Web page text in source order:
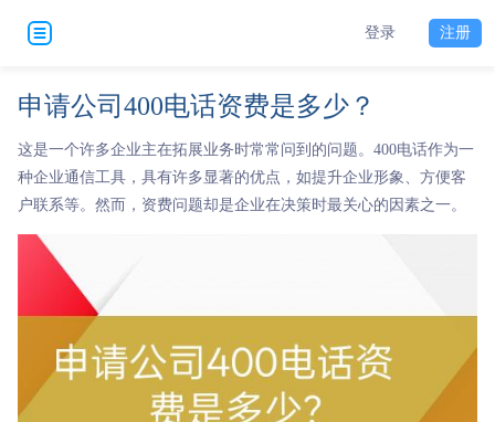
登录 注册
申请公司400电话资费是多少？
这是一个许多企业主在拓展业务时常常问到的问题。400电话作为一
种企业通信工具，具有许多显著的优点，如提升企业形象、方便客
户联系等。然而，资费问题却是企业在决策时最关心的因素之一。